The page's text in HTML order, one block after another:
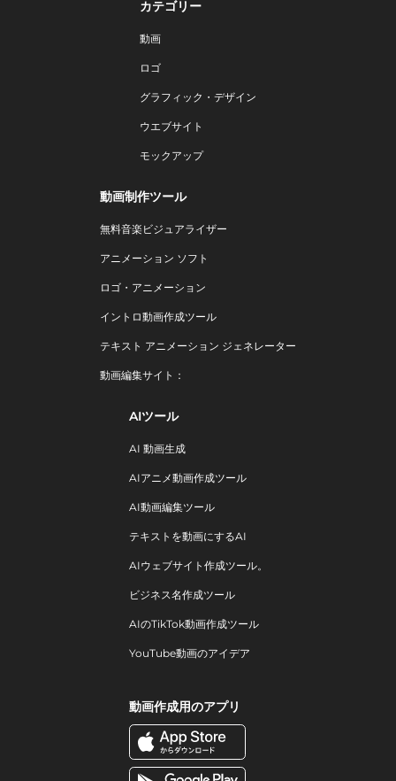
カテゴリー
動画
ロゴ
グラフィック・デザイン
ウエブサイト
モックアップ
動画制作ツール
無料音楽ビジュアライザー
アニメーション ソフト
ロゴ・アニメーション
イントロ動画作成ツール
テキスト アニメーション ジェネレーター
動画編集サイト：
AIツール
AI 動画生成
AIアニメ動画作成ツール
AI動画編集ツール
テキストを動画にするAI
AIウェブサイト作成ツール。
ビジネス名作成ツール
AIのTikTok動画作成ツール
YouTube動画のアイデア
動画作成用のアプリ